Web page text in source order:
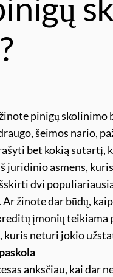
pinigų skolinimo
šeimos nario,
bet kokią sutartį,
juridinio asmens,
dvi
žinote dar būdų,
įmonių teikiama
kuris neturi jokio
anksčiau, kai dar